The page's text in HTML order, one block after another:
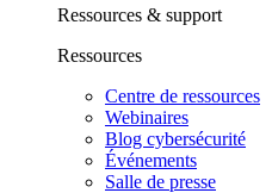
Ressources & support
Ressources
Centre de ressources
Webinaires
Blog cybersécurité
Événements
Salle de presse